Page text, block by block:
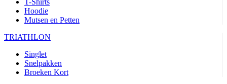
T-Shirts
Hoodie
Mutsen en Petten
TRIATHLON
Singlet
Snelpakken
Broeken Kort